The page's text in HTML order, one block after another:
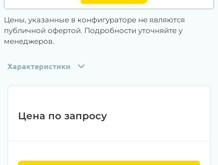
Цены, указанные в конфигураторе не являются
публичной офертой. Подробности уточняйте у
менеджеров.
Характеристики
Цена по запросу